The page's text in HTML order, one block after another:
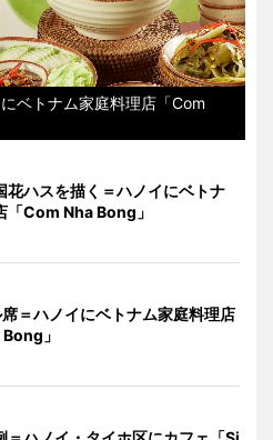
ベトナム家庭料理店「Com
花ハスを描く＝ハノイにベトナ
「Com Nha Bong」
＝ハノイにベトナム家庭料理店
」